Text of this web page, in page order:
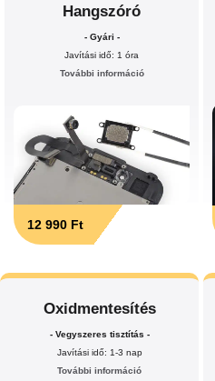
Hangszóró
- Gyári -
Javítási idő: 1 óra
További információ
12 990 Ft
Oxidmentesítés
- Vegyszeres tisztítás -
Javítási idő: 1-3 nap
További információ